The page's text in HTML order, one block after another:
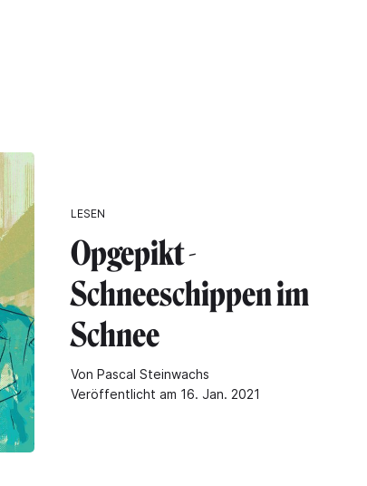
LESEN
Opgepikt -
Schneeschippen im
Schnee
Von Pascal Steinwachs
Veröffentlicht am 16. Jan. 2021